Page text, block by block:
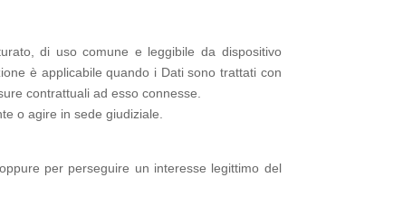
di uso comune e leggibile da dispositivo
è applicabile quando i Dati sono trattati con
contrattuali ad esso connesse.
o agire in sede giudiziale.
per perseguire un interesse legittimo del